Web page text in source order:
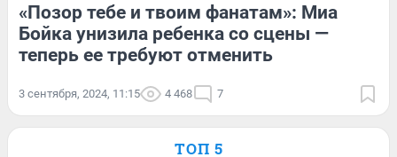
«Позор тебе и твоим фанатам»: Миа
Бойка унизила ребенка со сцены —
теперь ее требуют отменить
3 сентября, 2024, 11:15 4 468 7
ТОП 5